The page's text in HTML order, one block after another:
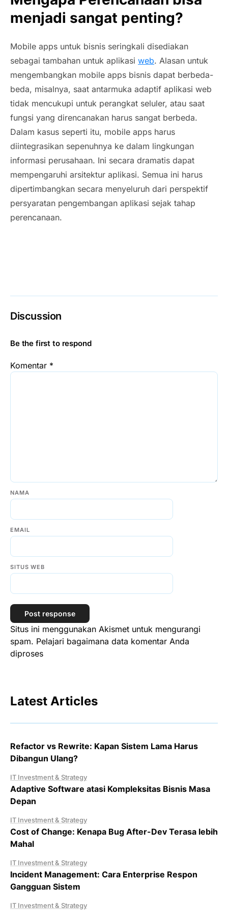
menjadi sangat penting?
Mobile apps untuk bisnis seringkali disediakan
sebagai tambahan untuk aplikasi web. Alasan untuk
mengembangkan mobile apps bisnis dapat berbeda-
beda, misalnya, saat antarmuka adaptif aplikasi web
tidak mencukupi untuk perangkat seluler, atau saat
fungsi yang direncanakan harus sangat berbeda.
Dalam kasus seperti itu, mobile apps harus
diintegrasikan sepenuhnya ke dalam lingkungan
informasi perusahaan. Ini secara dramatis dapat
mempengaruhi arsitektur aplikasi. Semua ini harus
dipertimbangkan secara menyeluruh dari perspektif
persyaratan pengembangan aplikasi sejak tahap
perencanaan.
Discussion
Be the first to respond
Komentar *
NAMA
EMAIL
SITUS WEB
Situs ini menggunakan Akismet untuk mengurangi
spam. Pelajari bagaimana data komentar Anda
diproses
Latest Articles
Refactor vs Rewrite: Kapan Sistem Lama Harus
Dibangun Ulang?
IT Investment & Strategy
Adaptive Software atasi Kompleksitas Bisnis Masa
Depan
IT Investment & Strategy
Cost of Change: Kenapa Bug After-Dev Terasa lebih
Mahal
IT Investment & Strategy
Incident Management: Cara Enterprise Respon
Gangguan Sistem
IT Investment & Strategy